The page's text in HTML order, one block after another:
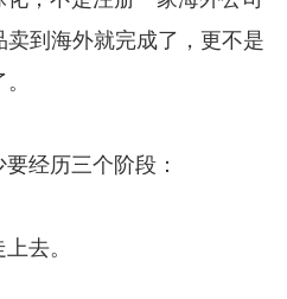
到海外就完成了，更不是
经历三个阶段：
去。